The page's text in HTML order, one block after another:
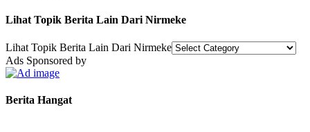
Lihat Topik Berita Lain Dari Nirmeke
Lihat Topik Berita Lain Dari Nirmeke
Ads Sponsored by
Berita Hangat